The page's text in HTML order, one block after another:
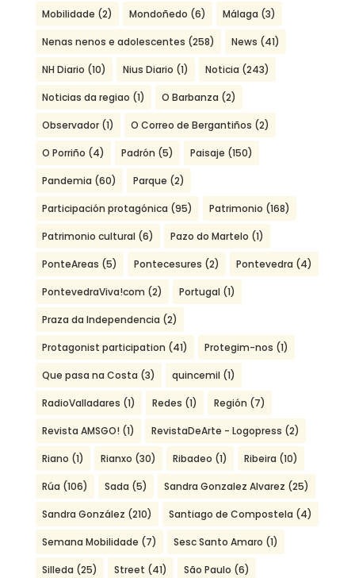
Mobilidade (2) Mondoñedo (6) Málaga (3)
Nenas nenos e adolescentes (258) News (41)
NH Diario (10) Nius Diario (1) Noticia (243)
Noticias da regiao (1) O Barbanza (2)
Observador(1) O Correo de Bergantiños (2)
O Porriño (4) Padrón (5) Paisaje (150)
Pandemia (60) Parque (2)
Participación protagónica (95) Patrimonio (168)
Patrimonio cultural (6) Pazo do Martelo (1)
PonteAreas (5) Pontecesures (2) Pontevedra (4)
PontevedraViva!com (2) Portugal (1)
Praza da Independencia (2)
Protagonist participation (41) Protegim-nos (1)
Que pasa na Costa (3) quincemil (1)
RadioValladares (1) Redes (1) Región (7)
Revista AMSGO! (1) RevistaDeArte - Logopress (2)
Riano (1) Rianxo (30) Ribadeo (1) Ribeira (10)
Rúa (106) Sada (5) Sandra Gonzalez Alvarez (25)
Sandra González (210) Santiago de Compostela (4)
Semana Mobilidade (7) Sesc Santo Amaro (1)
Silleda (25) Street (41) São Paulo (6)